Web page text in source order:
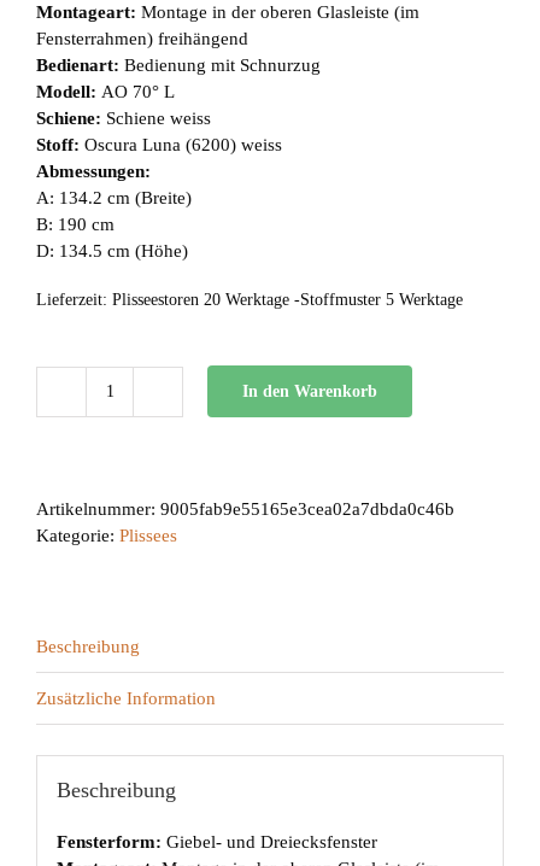
Montageart: Montage in der oberen Glasleiste (im
Fensterrahmen) freihängend
Bedienart: Bedienung mit Schnurzug
Modell: AO 70° L
Schiene: Schiene weiss
Stoff: Oscura Luna (6200) weiss
Abmessungen:
A: 134.2 cm (Breite)
B: 190 cm
D: 134.5 cm (Höhe)
Lieferzeit: Plisseestoren 20 Werktage -Stoffmuster 5 Werktage
AO
In den Warenkorb
Artikelnummer: 9005fab9e55165e3cea02a7dbda0c46b
Kategorie: Plissees
Beschreibung
Zusätzliche Information
Beschreibung
Fensterform: Giebel- und Dreiecksfenster